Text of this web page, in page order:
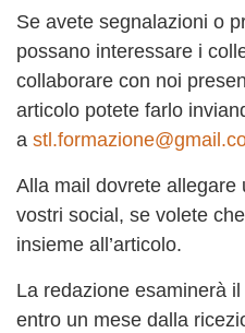
Se avete segnalazioni o
possano interessare i
collaborare con noi
articolo potete farlo
a
Alla mail dovrete allegare
vostri social, se volete
insieme all’articolo.
La redazione esaminerà
entro un mese dalla